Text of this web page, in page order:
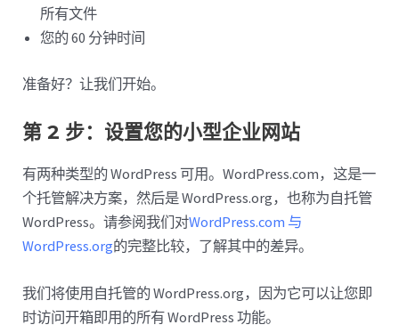
所有文件
您的 60 分钟时间
准备好？让我们开始。
第 2 步：设置您的小型企业网站
有两种类型的 WordPress 可用。WordPress.com，这是一
个托管解决方案，然后是 WordPress.org，也称为自托管
WordPress。请参阅我们对WordPress.com 与
WordPress.org的完整比较，了解其中的差异。
我们将使用自托管的 WordPress.org，因为它可以让您即
时访问开箱即用的所有 WordPress 功能。